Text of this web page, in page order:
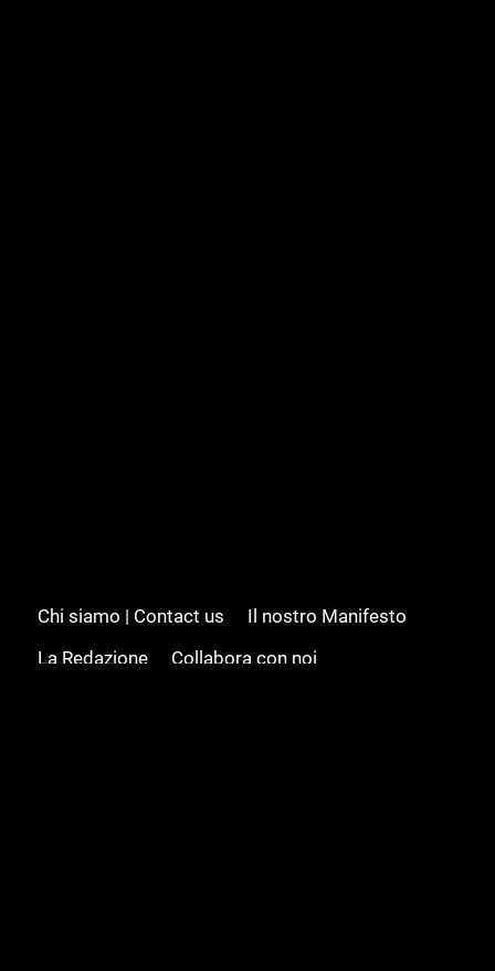
Chi siamo | Contact us
Il nostro Manifesto
La Redazione
Collabora con noi